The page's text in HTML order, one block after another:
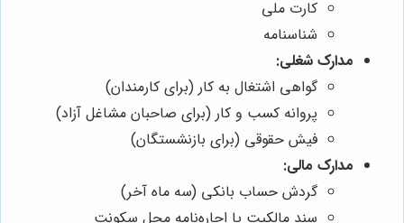
کارت ملی
شناسنامه
مدارک شغلی:
گواهی اشتغال به کار (برای کارمندان)
پروانه کسب و کار (برای صاحبان مشاغل آزاد)
فیش حقوقی (برای بازنشستگان)
مدارک مالی:
گردش حساب بانکی (سه ماه آخر)
سند مالکیت یا اجاره‌نامه محل سکونت